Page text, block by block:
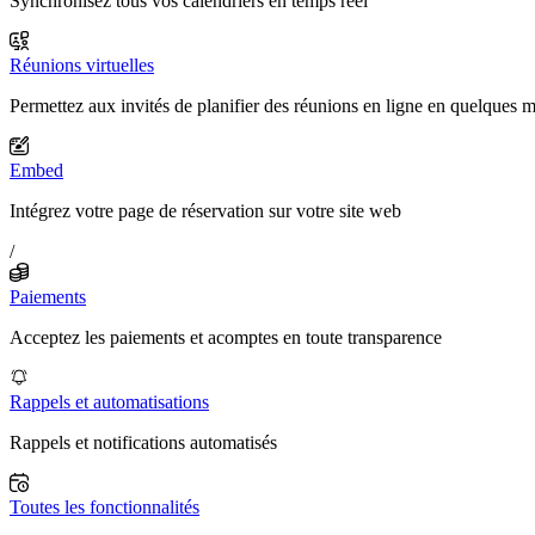
Réunions virtuelles
Permettez aux invités de planifier des réunions en ligne en quelques
Embed
Intégrez votre page de réservation sur votre site web
/
Paiements
Acceptez les paiements et acomptes en toute transparence
Rappels et automatisations
Rappels et notifications automatisés
Toutes les fonctionnalités